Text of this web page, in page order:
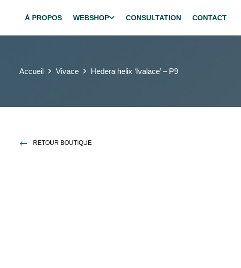
À PROPOS WEBSHOP CONSULTATION CONTACT
Accueil Vivace Hedera helix ‘Ivalace’ – P9
RETOUR BOUTIQUE